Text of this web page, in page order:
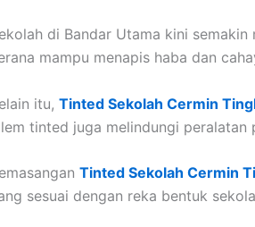
di Bandar Utama kini
mampu menapis haba dan
itu, Tinted Sekolah Cermin
tinted juga melindungi
Tinted Sekolah Cermin
sesuai dengan reka bentuk